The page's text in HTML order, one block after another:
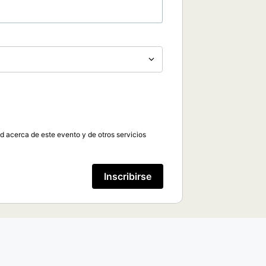
acerca de este evento y de otros servicios
Inscribirse